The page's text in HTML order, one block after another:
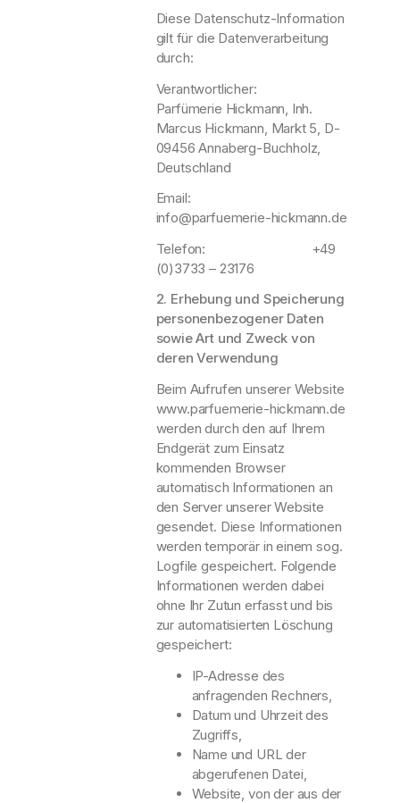
Diese Datenschutz-Information
gilt für die Datenverarbeitung
durch:
Verantwortlicher:
Parfümerie Hickmann, Inh.
Marcus Hickmann, Markt 5, D-
09456 Annaberg-Buchholz,
Deutschland
Email:
info@parfuemerie-hickmann.de
Telefon: +49
(0)3733 – 23176
2. Erhebung und Speicherung
personenbezogener Daten
sowie Art und Zweck von
deren Verwendung
Beim Aufrufen unserer Website
www.parfuemerie-hickmann.de
werden durch den auf Ihrem
Endgerät zum Einsatz
kommenden Browser
automatisch Informationen an
den Server unserer Website
gesendet. Diese Informationen
werden temporär in einem sog.
Logfile gespeichert. Folgende
Informationen werden dabei
ohne Ihr Zutun erfasst und bis
zur automatisierten Löschung
gespeichert:
IP-Adresse des
anfragenden Rechners,
Datum und Uhrzeit des
Zugriffs,
Name und URL der
abgerufenen Datei,
Website, von der aus der